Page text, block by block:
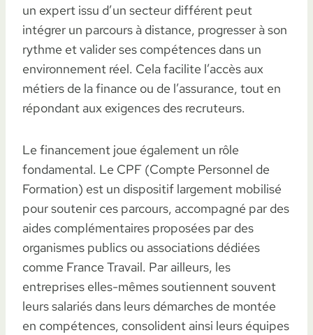
un expert issu d’un secteur différent peut
intégrer un parcours à distance, progresser à son
rythme et valider ses compétences dans un
environnement réel. Cela facilite l’accès aux
métiers de la finance ou de l’assurance, tout en
répondant aux exigences des recruteurs.
Le financement joue également un rôle
fondamental. Le CPF (Compte Personnel de
Formation) est un dispositif largement mobilisé
pour soutenir ces parcours, accompagné par des
aides complémentaires proposées par des
organismes publics ou associations dédiées
comme France Travail. Par ailleurs, les
entreprises elles-mêmes soutiennent souvent
leurs salariés dans leurs démarches de montée
en compétences, consolident ainsi leurs équipes